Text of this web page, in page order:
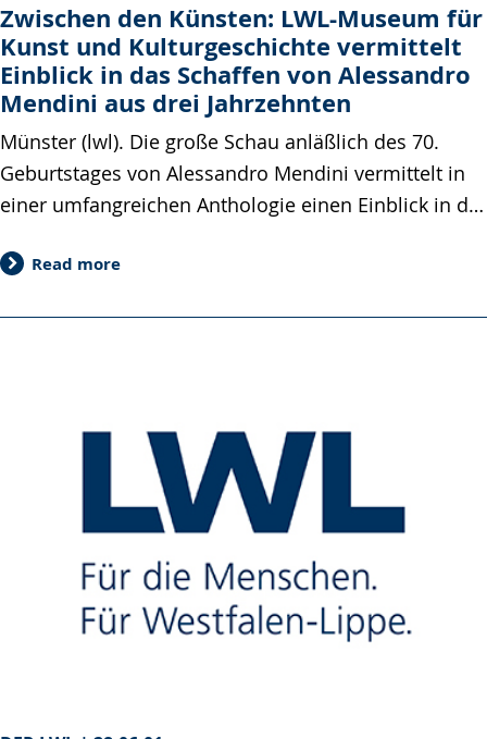
Zwischen den Künsten: LWL-Museum für
Kunst und Kulturgeschichte vermittelt
Einblick in das Schaffen von Alessandro
Mendini aus drei Jahrzehnten
Münster (lwl). Die große Schau anläßlich des 70.
Geburtstages von Alessandro Mendini vermittelt in
einer umfangreichen Anthologie einen Einblick in d…
Read more